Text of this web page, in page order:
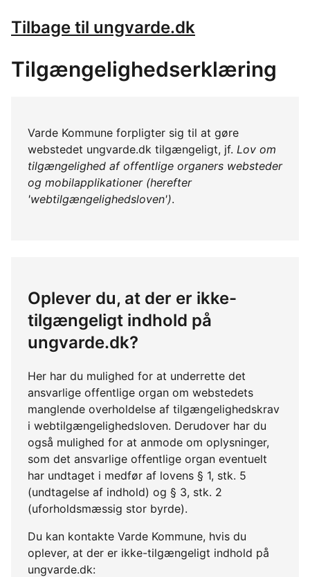
Tilbage til ungvarde.dk
Tilgængelighedserklæring
Varde Kommune forpligter sig til at gøre
webstedet ungvarde.dk tilgængeligt, jf. Lov om
tilgængelighed af offentlige organers websteder
og mobilapplikationer (herefter
'webtilgængelighedsloven').
Oplever du, at der er ikke-
tilgængeligt indhold på
ungvarde.dk?
Her har du mulighed for at underrette det
ansvarlige offentlige organ om webstedets
manglende overholdelse af tilgængelighedskrav
i webtilgængelighedsloven. Derudover har du
også mulighed for at anmode om oplysninger,
som det ansvarlige offentlige organ eventuelt
har undtaget i medfør af lovens § 1, stk. 5
(undtagelse af indhold) og § 3, stk. 2
(uforholdsmæssig stor byrde).
Du kan kontakte Varde Kommune, hvis du
oplever, at der er ikke-tilgængeligt indhold på
ungvarde.dk: